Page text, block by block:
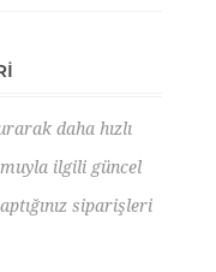
daha hızlı
ilgili güncel
siparişleri